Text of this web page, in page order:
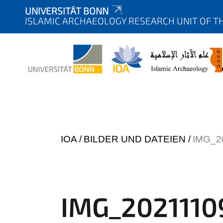
UNIVERSITÄT BONN
ISLAMIC ARCHAEOLOGY RESEARCH UNIT OF
Y
h
IOA BILDER UND DATEIEN